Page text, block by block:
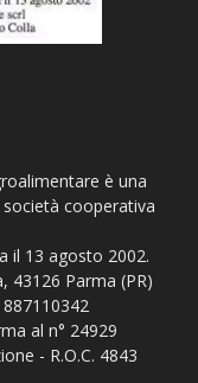
è una
cooperativa
il 13 agosto 2002.
43126 Parma (PR)
al n° 24929
- R.O.C. 4843